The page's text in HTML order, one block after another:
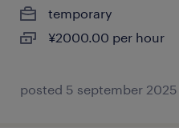
temporary
¥2000.00 per hour
posted 5 september 2025